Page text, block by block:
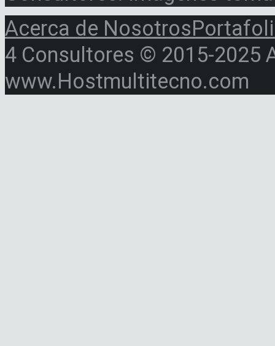
Acerca de Nosotros
4 Consultores © 2015-2025
www.Hostmultitecno.com